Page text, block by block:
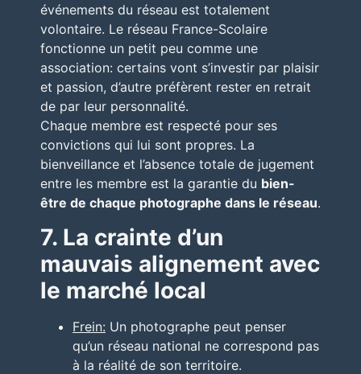
événements du réseau est totalement
volontaire. Le réseau France-Scolaire
fonctionne un petit peu comme une
association: certains vont s’investir par plaisir
et passion, d’autre préfèrent rester en retrait
de par leur personnalité.
Chaque membre est respecté pour ses
convictions qui lui sont propres. La
bienveillance et l’absence totale de jugement
entre les membre est la garantie du bien-
être de chaque photographe dans le réseau.
7. La crainte d’un
mauvais alignement avec
le marché local
Frein: Un photographe peut penser
qu’un réseau national ne correspond pas
à la réalité de son territoire.